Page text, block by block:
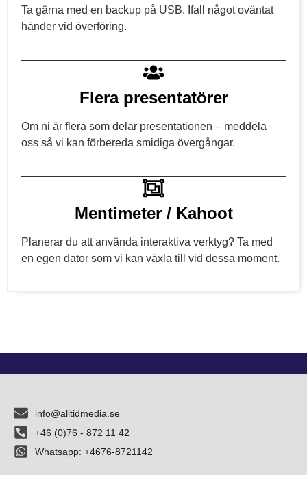
Ta gärna med en backup på USB. Ifall något oväntat
händer vid överföring.
Flera presentatörer
Om ni är flera som delar presentationen – meddela
oss så vi kan förbereda smidiga övergångar.
Mentimeter / Kahoot
Planerar du att använda interaktiva verktyg? Ta med
en egen dator som vi kan växla till vid dessa moment.
info@alltidmedia.se
+46 (0)76 - 872 11 42
Whatsapp: +4676-8721142